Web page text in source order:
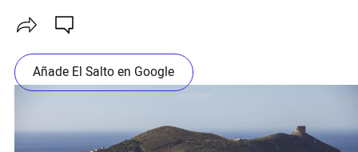
Añade El Salto en Google